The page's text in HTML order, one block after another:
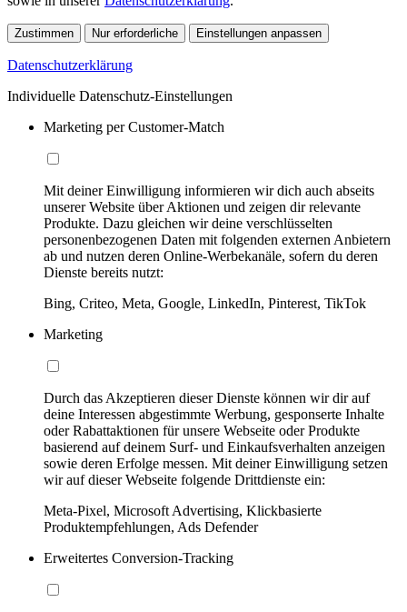
Zustimmen Nur erforderliche Einstellungen anpassen
Datenschutzerklärung
Individuelle Datenschutz-Einstellungen
Marketing per Customer-Match
Mit deiner Einwilligung informieren wir dich auch abseits
unserer Website über Aktionen und zeigen dir relevante
Produkte. Dazu gleichen wir deine verschlüsselten
personenbezogenen Daten mit folgenden externen Anbietern
ab und nutzen deren Online-Werbekanäle, sofern du deren
Dienste bereits nutzt:
Bing, Criteo, Meta, Google, LinkedIn, Pinterest, TikTok
Marketing
Durch das Akzeptieren dieser Dienste können wir dir auf
deine Interessen abgestimmte Werbung, gesponserte Inhalte
oder Rabattaktionen für unsere Webseite oder Produkte
basierend auf deinem Surf- und Einkaufsverhalten anzeigen
sowie deren Erfolge messen. Mit deiner Einwilligung setzen
wir auf dieser Webseite folgende Drittdienste ein:
Meta-Pixel, Microsoft Advertising, Klickbasierte
Produktempfehlungen, Ads Defender
Erweitertes Conversion-Tracking